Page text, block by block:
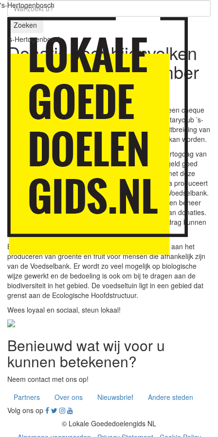
's-Hertogenbosch
's-Hertogenbosch
Zoeken
Donatie voor bijenvolken
Voedseltuin30 november
2021
Voedseltuin Villanueva heeft zaterdag 27 november een cheque
van vier cijfers voor de komma ontvangen van de Rotaryclub ’s-
Hertogenbosch West. Het geld wordt gebruikt voor uitbreiding van
de bijenvolken, zodat er meer honing geproduceerd kan worden.
Het geld is bij elkaar gebracht tijdens de jaarlijkse Hertogdag van
de Rotary. Bij Voedseltuin Villanueva kunnen ze het geld goed
gebruiken. Voorzitter Ton Heine: “Wij zijn enorm blij met deze
donatie voor onze bijenvolken. Voedseltuin Villanueva produceert
naast groenten, fruit en kruiden ook honing voor de Voedselbank.
Met deze donatie kunnen wij het aantal korven in eigen beheer
uitbreiden. Voor onze inkomsten zijn wij afhankelijk van donaties.
Jaarlijks hebben we circa € 10.000 nodig. Met dit bedrag kunnen
we komend jaar weer mooi vooruit.”
Bij Villanueva, gestart in 2014, werken 30 vrijwilligers aan het
produceren van groente en fruit voor mensen die afhankelijk zijn
van de Voedselbank. Er wordt zo veel mogelijk op biologische
wijze gewerkt en de bedoeling is ook om bij te dragen aan de
biodiversiteit in het gebied. De voedseltuin ligt in een gebied dat
grenst aan de Ecologische Hoofdstructuur.
Wees loyaal en sociaal, steun lokaal!
Benieuwd wat wij voor u
kunnen betekenen?
Neem contact met ons op!
Partners
Over ons Nieuwsbrief
Andere steden
Volg ons op
© Lokale Goededoelengids NL